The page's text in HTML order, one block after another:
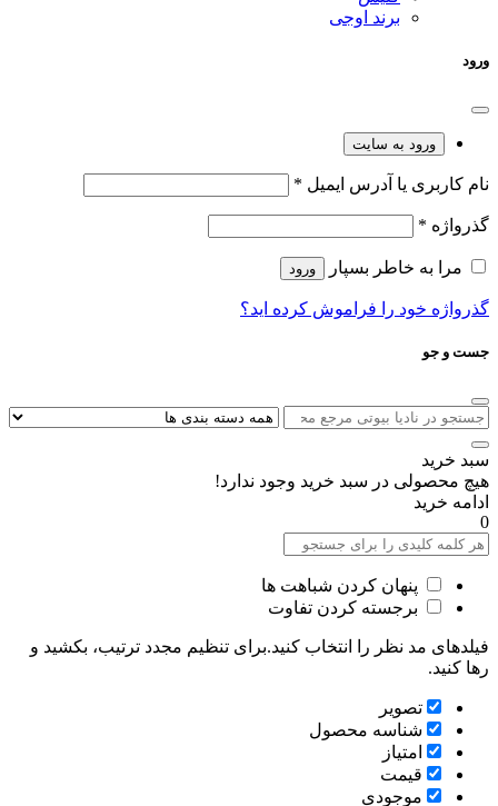
برند اوجی
ورود
ورود به سایت
نام کاربری یا آدرس ایمیل *
گذرواژه *
مرا به خاطر بسپار ورود
گذرواژه خود را فراموش کرده اید؟
جست و جو
سبد خرید
هیچ محصولی در سبد خرید وجود ندارد!
ادامه خرید
0
پنهان کردن شباهت ها
برجسته کردن تفاوت
فیلدهای مد نظر را انتخاب کنید.برای تنظیم مجدد ترتیب، بکشید و
رها کنید.
تصویر
شناسه محصول
امتیاز
قیمت
موجودی